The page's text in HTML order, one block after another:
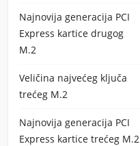
Najnovija generacija PCI
Express kartice drugog
M.2
Veličina najvećeg ključa
trećeg M.2
Najnovija generacija PCI
Express kartice trećeg M.2